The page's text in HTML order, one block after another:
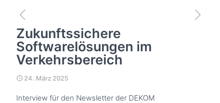
Zukunftssichere
Softwarelösungen im
Verkehrsbereich
24. März 2025
Interview für den Newsletter der DEKOM